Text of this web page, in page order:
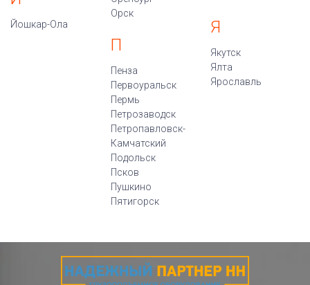
Йошкар-Ола
Орск
П
Пенза
Первоуральск
Пермь
Петрозаводск
Петропавловск-
Камчатский
Подольск
Псков
Пушкино
Пятигорск
Я
Якутск
Ялта
Ярославль